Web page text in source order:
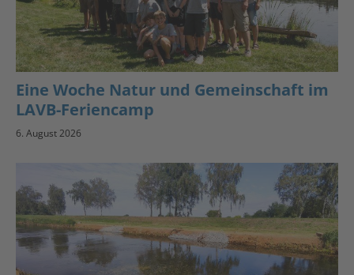
Eine Woche Natur und Gemeinschaft im
LAVB-Feriencamp
6. August 2026